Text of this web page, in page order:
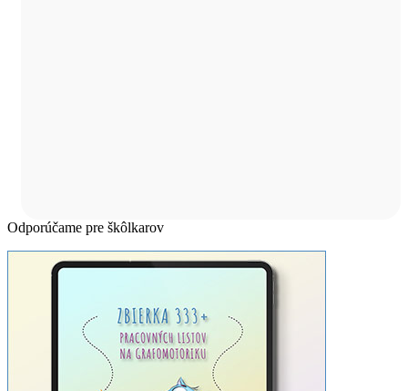
Odporúčame pre škôlkarov